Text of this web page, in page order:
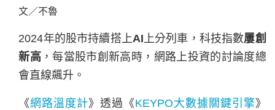
文／不魯
2024年的股市持續搭上AI 上分列車，科技指數屢創
新高 ，每當股市創新高時，網路上投資的討論度總
會直線飆升。
《網路溫度計》透過《KEYPO大數據關鍵引擎》